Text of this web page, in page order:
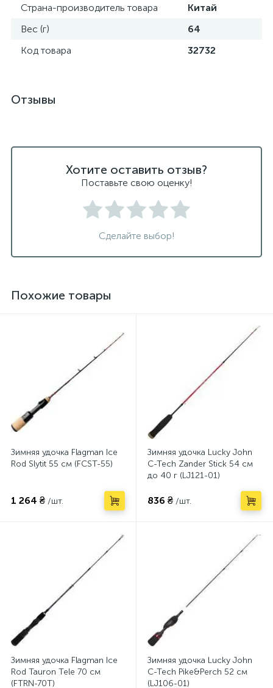
Страна-производитель товара
Китай
Вес (г)
64
Код товара
32732
Отзывы
Хотите оставить отзыв?
Поставьте свою оценку!
Сделайте выбор!
Похожие товары
Зимняя удочка Flagman Ice
Rod Slytit 55 см (FCST-55)
1 264 ₴ /шт.
Зимняя удочка Lucky John
C-Tech Zander Stick 54 см
до 40 г (LJ121-01)
836 ₴ /шт.
Зимняя удочка Flagman Ice
Rod Tauron Tele 70 см
(FTRN-70T)
Зимняя удочка Lucky John
C-Tech Pike&Perch 52 см
(LJ106-01)